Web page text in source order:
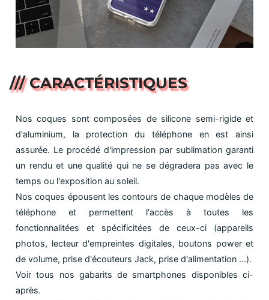
/// CARACTÉRISTIQUES
Nos coques sont composées de silicone semi-rigide et
d'aluminium, la protection du téléphone en est ainsi
assurée. Le procédé d'impression par sublimation garanti
un rendu et une qualité qui ne se dégradera pas avec le
temps ou l'exposition au soleil.
Nos coques épousent les contours de chaque modèles de
téléphone et permettent l'accès à toutes les
fonctionnalitées et spécificitées de ceux-ci (appareils
photos, lecteur d'empreintes digitales, boutons power et
de volume, prise d'écouteurs Jack, prise d'alimentation ...).
Voir tous nos gabarits de smartphones disponibles ci-
après.